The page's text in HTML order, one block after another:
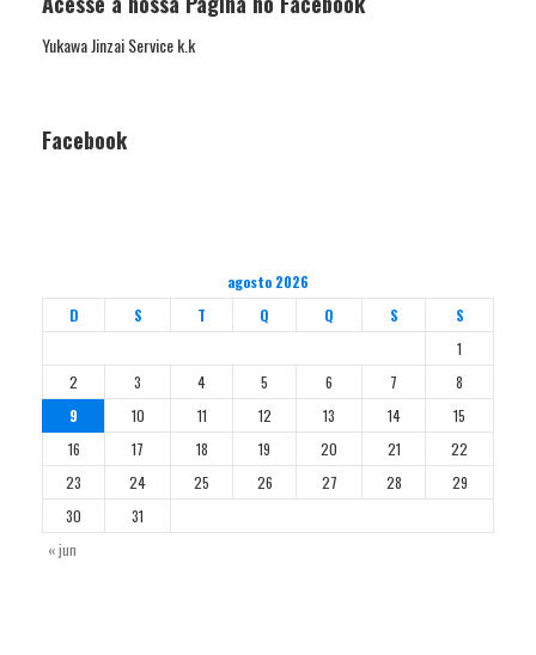
Yukawa Jinzai Service k.k
Facebook
agosto 2026
D
S T Q Q S S
« jun
1
2
3 4 5 6 7
8
9
10 11 12 13 14
15
16
17 18 19 20 21
22
23
24 25 26 27 28
29
30
31